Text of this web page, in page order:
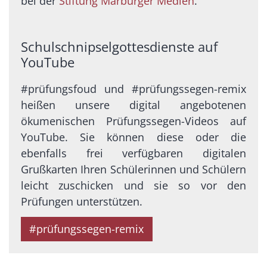
Schulschnipselgottesdienste auf
YouTube
#prüfungsfoud und #prüfungssegen-remix
heißen unsere digital angebotenen
ökumenischen Prüfungssegen-Videos auf
YouTube. Sie können diese oder die
ebenfalls frei verfügbaren digitalen
Grußkarten Ihren Schülerinnen und Schülern
leicht zuschicken und sie so vor den
Prüfungen unterstützen.
#prüfungssegen-remix